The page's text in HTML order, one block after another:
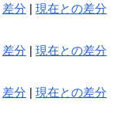
差分 |現在との差分
差分 |現在との差分
差分 |現在との差分